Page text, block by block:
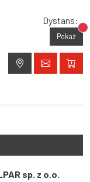
Dystans:
Pokaż
sp. z o.o.